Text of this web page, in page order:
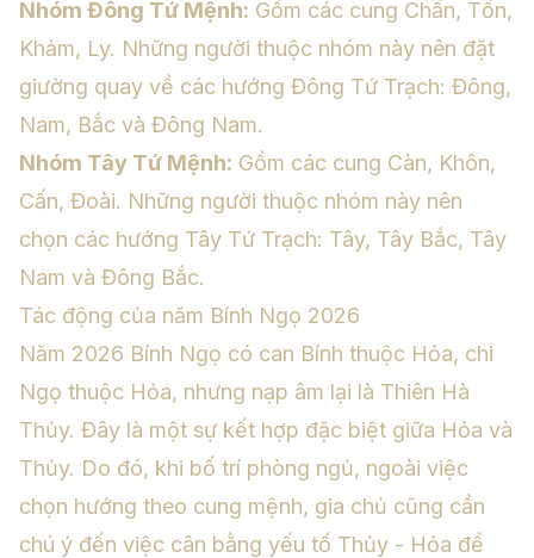
Nhóm Đông Tứ Mệnh: Gồm các cung Chấn, Tốn,
Khảm, Ly. Những người thuộc nhóm này nên đặt
giường quay về các hướng Đông Tứ Trạch: Đông,
Nam, Bắc và Đông Nam.
Nhóm Tây Tứ Mệnh: Gồm các cung Càn, Khôn,
Cấn, Đoài. Những người thuộc nhóm này nên
chọn các hướng Tây Tứ Trạch: Tây, Tây Bắc, Tây
Nam và Đông Bắc.
Tác động của năm Bính Ngọ 2026
Năm 2026 Bính Ngọ có can Bính thuộc Hỏa, chi
Ngọ thuộc Hỏa, nhưng nạp âm lại là Thiên Hà
Thủy. Đây là một sự kết hợp đặc biệt giữa Hỏa và
Thủy. Do đó, khi bố trí phòng ngủ, ngoài việc
chọn hướng theo cung mệnh, gia chủ cũng cần
chú ý đến việc cân bằng yếu tố Thủy - Hỏa để